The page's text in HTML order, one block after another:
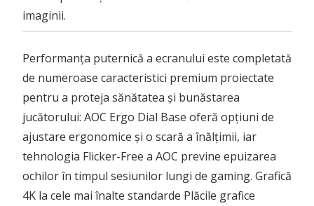
imaginii.
Performanța puternică a ecranului este completată
de numeroase caracteristici premium proiectate
pentru a proteja sănătatea și bunăstarea
jucătorului: AOC Ergo Dial Base oferă opțiuni de
ajustare ergonomice și o scară a înălțimii, iar
tehnologia Flicker-Free a AOC previne epuizarea
ochilor în timpul sesiunilor lungi de gaming. Grafică
4K la cele mai înalte standarde Plăcile grafice